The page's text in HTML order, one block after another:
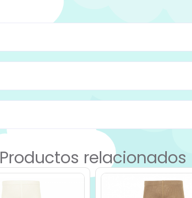
Productos relacionados